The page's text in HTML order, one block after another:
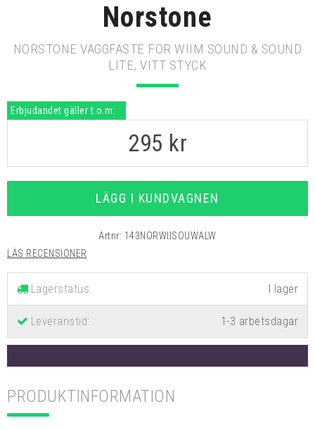
Norstone
NORSTONE VÄGGFÄSTE FÖR WIIM SOUND & SOUND
LITE, VITT STYCK
Erbjudandet gäller t.o.m:
295 kr
LÄGG I KUNDVAGNEN
Artnr: 143NORWIISOUWALW
LÄS RECENSIONER
Lagerstatus:
Leveranstid: 1-3 arbetsdagar
PRODUKTINFORMATION